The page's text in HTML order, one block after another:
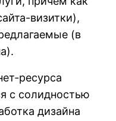
визитки),
(в
ресурса
с солидностью
дизайна